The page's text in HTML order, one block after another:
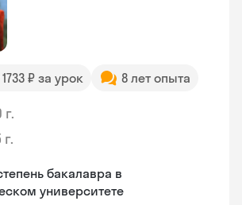
₽ за урок 8 лет опыта
г.
бакалавра в
университете